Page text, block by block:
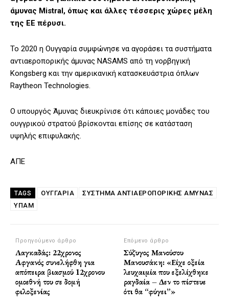
άμυνας Mistral, όπως και άλλες τέσσερις χώρες μέλη
της ΕΕ πέρυσι.
Το 2020 η Ουγγαρία συμφώνησε να αγοράσει τα συστήματα
αντιαεροπορικής άμυνας NASAMS από τη νορβηγική
Kongsberg και την αμερικανική κατασκευάστρια όπλων
Raytheon Technologies.
Ο υπουργός Άμυνας διευκρίνισε ότι κάποιες μονάδες του
ουγγρικού στρατού βρίσκονται επίσης σε κατάσταση
υψηλής επιφυλακής.
ΑΠΕ
TAGS ΟΥΓΓΑΡΊΑ
ΣΎΣΤΗΜΑ ΑΝΤΙΑΕΡΟΠΟΡΙΚΉΣ ΆΜΥΝΑΣ
ΥΠΑΜ
Προηγούμενο άρθρο
Λαγκαδάς: 22χρονος
Αφγανός συνελήφθη για
απόπειρα βιασμού 12χρονου
ομοεθνή του σε δομή
φιλοξενίας
Επόμενο άρθρο
Σύζυγος Μανούσου
Μανουσάκη: «Είχε οξεία
λευχαιμία που εξελίχθηκε
ραγδαία – Δεν το πίστευε
ότι θα “φύγει”»